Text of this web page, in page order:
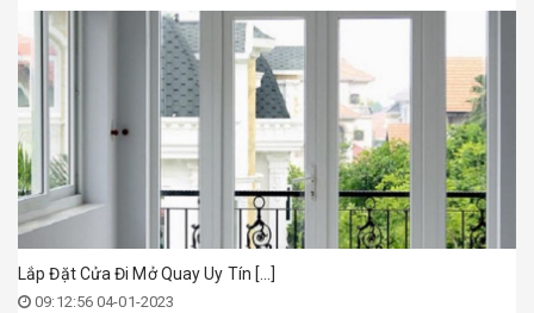
Lắp Đặt Cửa Đi Mở Quay Uy Tín [...]
09:12:56 04-01-2023